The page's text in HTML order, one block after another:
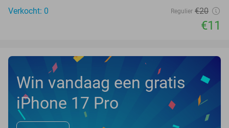
Verkocht: 0
Regulier €20
€11
Win vandaag een gratis
iPhone 17 Pro